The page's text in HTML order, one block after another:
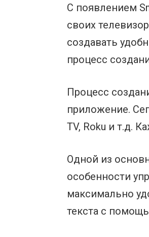
С появлением
своих
создавать
процесс
Процесс
приложение.
TV, Roku и т.д.
Одной из
особенности
максимально
текста с